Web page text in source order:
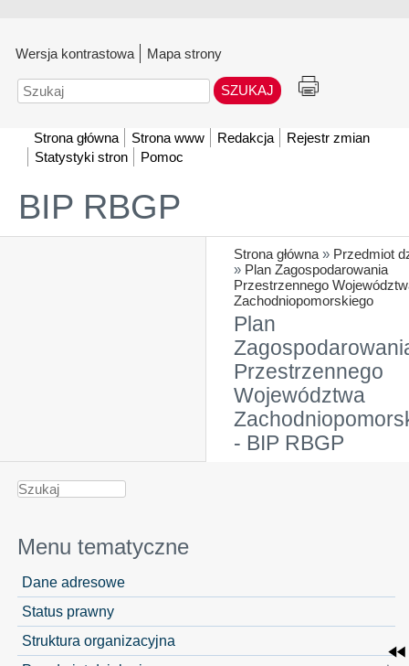
Wersja kontrastowa Mapa strony
Szukaj
Strona główna Strona www Redakcja
Rejestr zmian
Statystyki stron
Pomoc
BIP RBGP
Strona główna » Przedmiot
» Plan Zagospodarowania
Przestrzennego
Zachodniopomorskiego
Plan
Przestrzennego
Województwa
- BIP RBGP
Menu tematyczne
Dane adresowe
Status prawny
Struktura organizacyjna